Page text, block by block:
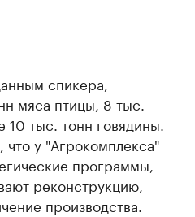
спикера,
мяса птицы, 8 тыс.
тыс. тонн говядины.
у "Агрокомплекса"
программы,
реконструкцию,
производства.